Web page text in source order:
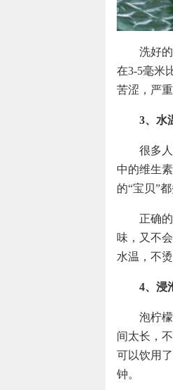
洗好
在3-5毫米
苦涩，严
3、水
很多
中的维生
的“宝贝”
正确
味，又不
水温，不
4、浸
泡柠
间太长，
可以饮用
钟。